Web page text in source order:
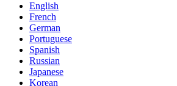
English
French
German
Portuguese
Spanish
Russian
Japanese
Korean